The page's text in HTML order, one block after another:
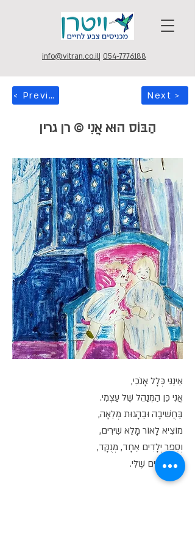
info@vitran.co.il| 054-7776188
< Previous Next >
הַבּוֹס הוּא אֲנִי © רן גרין
אֵינֶנִּי כְּלָל אָנֹכִי,
אֲנִי כֵּן הַמְּנַהֵל שֶׁל עַצְמִי.
בַּחֲשִׁיבָה וּבֶהָגוּת מְלֵאָה,
מוֹצִיא לָאוֹר מָלֵא שִׁירִים,
וְסֵפֶר יְלָדִים אֶחָד, מְנֻקָּד,
עִם אִיּוּרִים שֶׁלִּי.